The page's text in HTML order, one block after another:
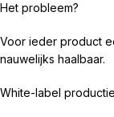
Het probleem?
Voor ieder product
nauwelijks haalbaar.
White-label